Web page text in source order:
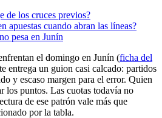
de los cruces previos?
apuestas cuando abran las líneas?
pesa en Junín
el domingo en Junín (ficha del
entrega un guion casi calcado: partidos
y escaso margen para el error. Quien
los puntos. Las cuotas todavía no
de ese patrón vale más que
por la tabla.